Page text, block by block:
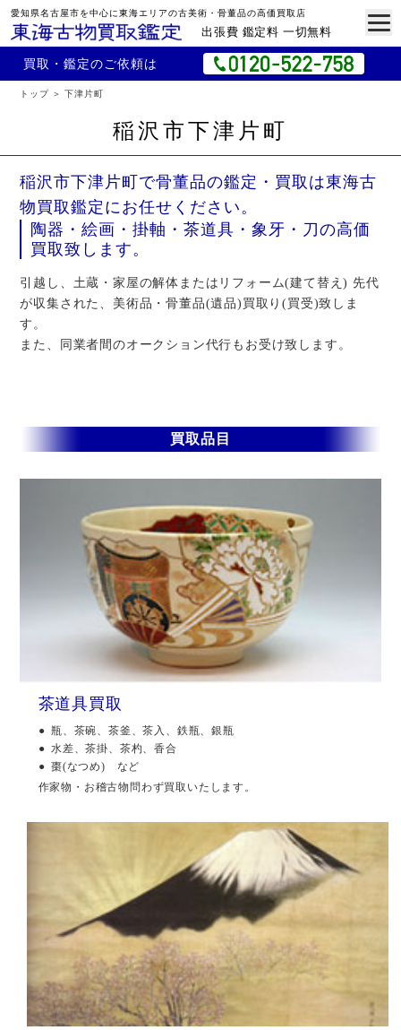
愛知県名古屋市を中心に東海エリアの古美術・骨董品の高価買取店
出張費 鑑定料 一切無料
買取・鑑定のご依頼は
トップ 下津片町
稲沢市下津片町
稲沢市下津片町で骨董品の鑑定・買取は東海古
物買取鑑定にお任せください。
陶器・絵画・掛軸・茶道具・象牙・刀の高価
買取致します。
引越し、土蔵・家屋の解体またはリフォーム(建て替え) 先代
が収集された、美術品・骨董品(遺品)買取り(買受)致しま
す。
また、同業者間のオークション代行もお受け致します。
買取品目
茶道具買取
瓶、茶碗、茶釜、茶入、鉄瓶、銀瓶
水差、茶掛、茶杓、香合
棗(なつめ) など
作家物・お稽古物問わず買取いたします。